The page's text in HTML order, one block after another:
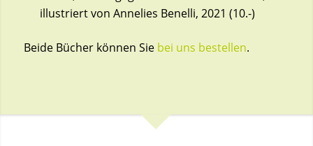
illustriert von Annelies Benelli, 2021 (10.-)
Beide Bücher können Sie bei uns bestellen.